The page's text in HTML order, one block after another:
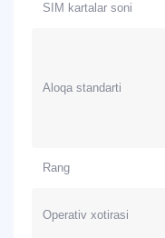
SIM kartalar soni
Aloqa standarti
Rang
Operativ xotirasi